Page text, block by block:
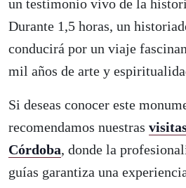
un testimonio vivo de la
Durante 1,5 horas, un
conducirá por un viaje
mil años de arte y
Si deseas conocer este
recomendamos nuestras
Córdoba, donde la
guías garantiza una